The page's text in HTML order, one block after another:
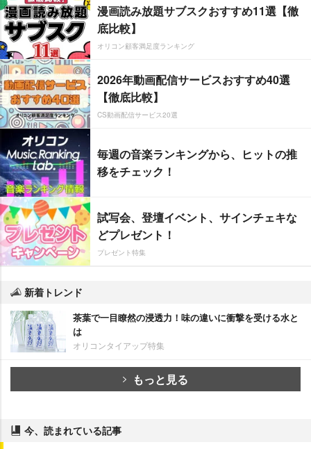
漫画読み放題サブスクおすすめ11選【徹
底比較】
オリコン顧客満足度ランキング
2026年動画配信サービスおすすめ40選
【徹底比較】
CS動画配信サービス20選
毎週の音楽ランキングから、ヒットの推
移をチェック！
試写会、登壇イベント、サインチェキな
どプレゼント！
プレゼント特集
新着トレンド
茶葉で一目瞭然の浸透力！味の違いに衝撃を受ける水と
は
オリコンタイアップ特集
もっと見る
今、読まれている記事